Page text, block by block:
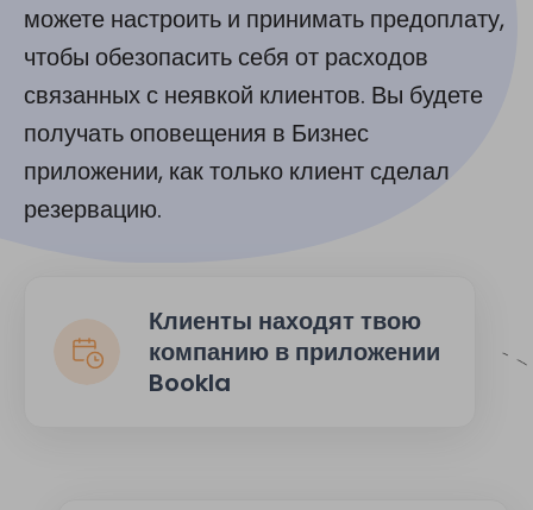
Клиенты находят твою
компанию в приложении
Bookla
можете настроить и принимать предоплату,
чтобы обезопасить себя от расходов
связанных с неявкой клиентов. Вы будете
получать оповещения в Бизнес
приложении, как только клиент сделал
резервацию.